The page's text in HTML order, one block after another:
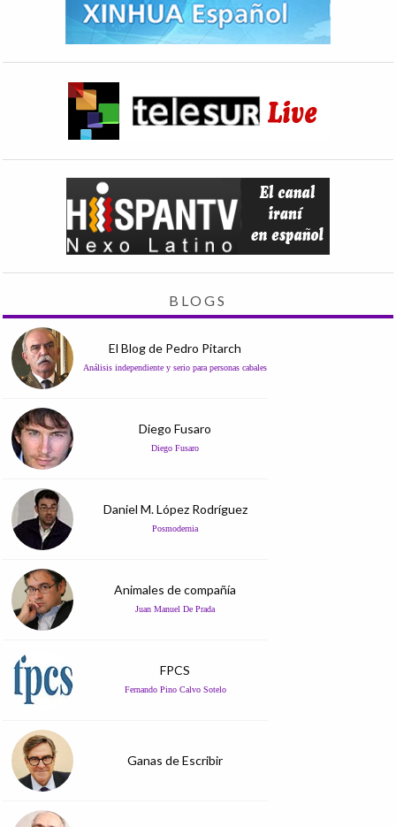
BLOGS
El Blog de Pedro Pitarch
Análisis independiente y serio para personas cabales
Diego Fusaro
Diego Fusaro
Daniel M. López Rodríguez
Posmodernia
Animales de compañía
Juan Manuel De Prada
FPCS
Fernando Pino Calvo Sotelo
Ganas de Escribir